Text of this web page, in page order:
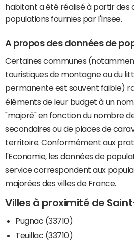
habitant a été réalisé à partir des
populations fournies par l'Insee.
A propos des données de
Certaines communes
touristiques de montagne ou du
permanente est souvent faible)
éléments de leur budget à un
"majoré" en fonction du nombre
secondaires ou de places de
territoire. Conformément aux
l'Economie, les données de
service correspondent aux
majorées des villes de France.
Villes à proximité de
Pugnac (33710)
Teuillac (33710)